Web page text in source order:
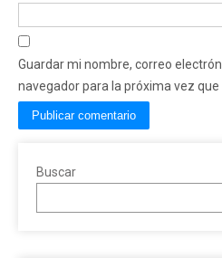
Guardar mi nombre, correo
navegador para la próxima vez que
Buscar